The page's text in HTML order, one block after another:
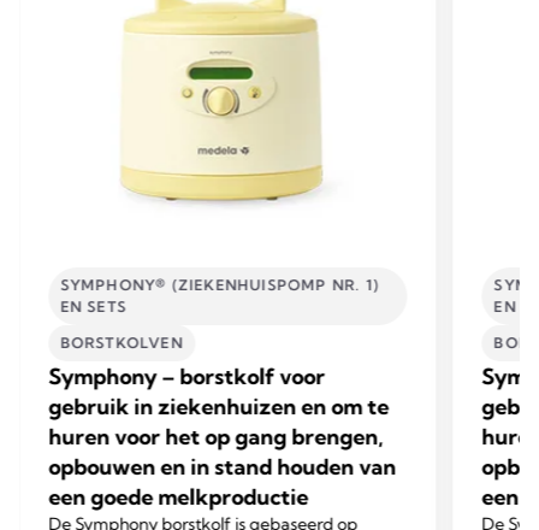
SYMPHONY® (ZIEKENHUISPOMP NR. 1)
EN SETS
BORSTKOLVEN
Symphony – borstkolf voor
gebruik in ziekenhuizen en om te
huren voor het op gang brengen,
opbouwen en in stand houden van
een goede melkproductie
De Symphony borstkolf is gebaseerd op
EN
een
De